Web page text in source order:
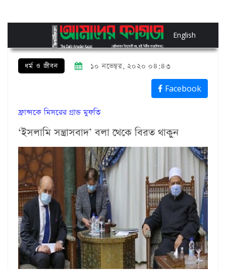
English
ধর্ম ও জীবন ১০ নভেম্বর, ২০২০ ০৪:৪৩
Facebook
ফ্রান্সকে মিসরের গ্রান্ড মুফতি
‘ইসলামি সন্ত্রাসবাদ’ বলা থেকে বিরত থাকুন